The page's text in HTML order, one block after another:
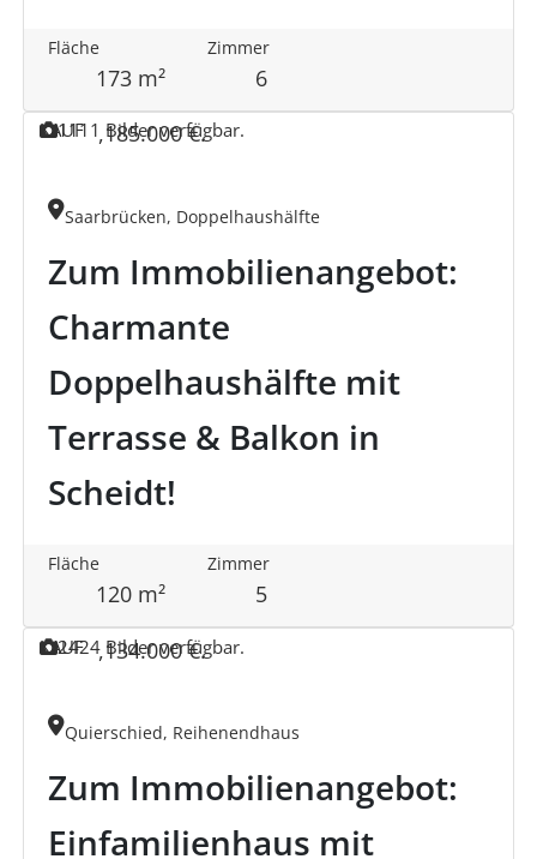
Fläche
173 m²
Zimmer
6
Saarbrücken, Doppelhaushälfte
Zum Immobilienangebot:
Charmante
Doppelhaushälfte mit
Terrasse & Balkon in
Scheidt!
KAUF ,185.000 €.
Fläche
120 m²
Zimmer
5
1111 Bilder verfügbar.
Quierschied, Reihenendhaus
Zum Immobilienangebot:
Einfamilienhaus mit
KAUF ,134.000 €.
2424 Bilder verfügbar.